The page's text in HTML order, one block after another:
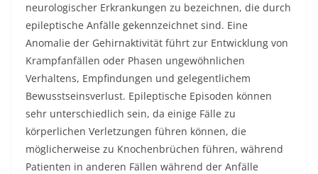
neurologischer Erkrankungen zu bezeichnen, die durch
epileptische Anfälle gekennzeichnet sind. Eine
Anomalie der Gehirnaktivität führt zur Entwicklung von
Krampfanfällen oder Phasen ungewöhnlichen
Verhaltens, Empfindungen und gelegentlichem
Bewusstseinsverlust. Epileptische Episoden können
sehr unterschiedlich sein, da einige Fälle zu
körperlichen Verletzungen führen können, die
möglicherweise zu Knochenbrüchen führen, während
Patienten in anderen Fällen während der Anfälle